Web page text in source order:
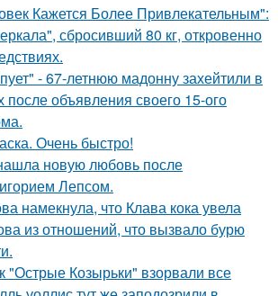
Кажется Более Привлекательным":
сбросивший 80 кг, откровенно
- 67-летнюю мадонну захейтили в
после объявления своего 15-ого
Очень быстро!
новую любовь после
Лепсом.
намекнула, что Клава кока увела
из отношений, что вызвало бурю
"Острые Козырьки" взорвали все